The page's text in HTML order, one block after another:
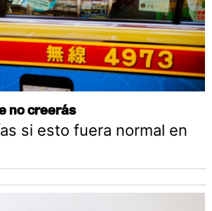
no creerás
si esto fuera normal en